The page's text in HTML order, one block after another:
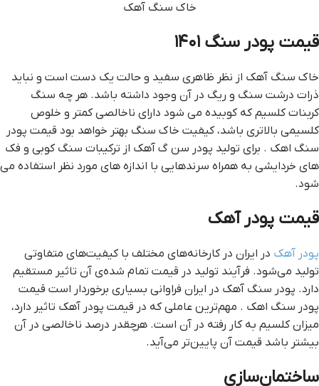
خاک سنگ آهک
قیمت پودر سنگ ۱۴۰۱
خاک سنگ آهک از نظر ظاهري سفيد و حالت يک دست است و نبايد
ذرات درشت سنگ و ريگ در آن وجود داشته باشد. هر چه سنگ
کربنات کلسيم که کوبيده مي شود داراي ناخالصي کمتر و خلوص
کلسيمي بالاتري باشد، کيفيت خاک سنگ بهتر خواهد بود قيمت پودر
سنگ اهک . براي توليد پودر سن گ آهک از ترکيبات سنگ کوبي و فک
هاي خردايشي به همراه سرندهايي با اندازه هاي مورد نظر استفاده مي
شود.
قيمت پودر آهک
پودر آهک در ايران در کارخانه‌‌هاي مختلف با کيفيت‌‌هاي متفاوتي
توليد مي‌‌شود. فر‌‌آيند توليد در قيمت تمام شده‌‌ي آن تاثير مستقيم
دارد. پودر سنگ آهک در ايران فراواني بسياري برخوردار است قيمت
پودر سنگ اهک . مهم‌‌ترين عاملي که در قيمت پودر آهک تاثير دارد،
ميزان کلسيم به کار رفته در آن است. هر‌‌چقدر درصد نا‌‌خالصي در آن
بيشتر باشد قيمت آن پايين‌‌تر مي‌‌آيد.
ساختمان‌‌سازي